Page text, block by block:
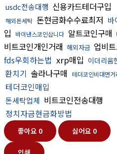
usdc전송대행 신용카드테더구입
해외돈세탁 돈현금화수수료최저 바
입
바이낸스코인삽니다 알트코인구매
비트코인개인거래 해외자금 업비
fds우회하는법 xrp매입 이더리움
환치기 솔라나구매 테더코인비대면거
테더코인매입
돈세탁업체 비트코인전송대행
정치자금현금화방법
좋아요 0 싫어요 0